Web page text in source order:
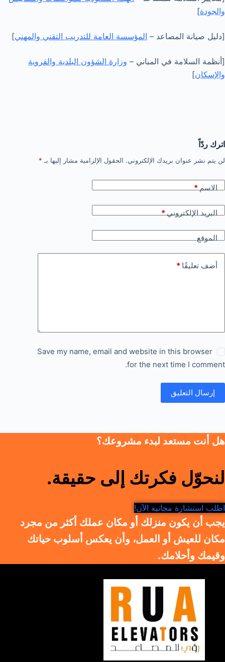
والجودة]
[دليل صيانة المصاعد – المؤسسة العامة للتدريب التقني والمهني]
[أنظمة السلامة في المباني – وزارة الشؤون البلدية والقروية
والإسكان]
اترك ردّاً
لن يتم نشر عنوان بريدك الإلكتروني. الحقول الإلزامية مشار إليها بـ *
الاسم*
البريد الإلكتروني*
الموقع
أضف تعليقًا *
Save my name, email and website in this browser
for the next time I comment.
إرسال التعليق
هل أنت مستعد لبدء مشروعك؟
لنحوّل فكرتك إلى حقيقة.
اطلب استشارة مجانية الآن!
يجب أن يكون منزلك أو مكان عملك أكثر من مجرد
مكان للعيش أو العمل، وأن يعكس أسلوب حياتك
وقيمك وأحلامك.